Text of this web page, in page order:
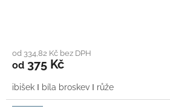
od 334,82 Kč bez DPH
od 375 Kč
ibišek Ι bíla broskev Ι růže